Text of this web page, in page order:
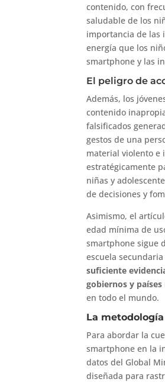
contenido, con
saludable de los
importancia de las
energía que los
smartphone y las
El peligro de
Además, los
contenido
falsificados
gestos de una
material violento e
estratégicamente
niñas y
de decisiones y
Asimismo, el
edad mínima de
smartphone sigue
escuela
suficiente
gobiernos y
en todo el mundo.
La
Para abordar la
smartphone en la
datos del Global
diseñada para